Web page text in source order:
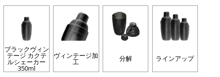
ブラックヴィン
テージ カクテ
ルシェーカー
350ml
ヴィンテージ加
工 分解 ラインアップ